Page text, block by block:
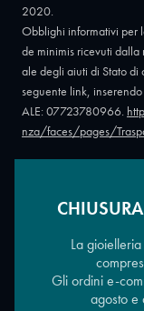
2020.
Obblighi informativi per
de minimis ricevuti dalla
ale degli aiuti di Stato
seguente link,
ALE: 07723780966.
nza/faces/pages/
Copyright © 2026 -
La
Gli ordini e-
agosto e